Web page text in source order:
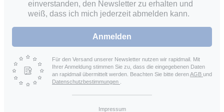
einverstanden, den Newsletter zu erhalten und
weiß, dass ich mich jederzeit abmelden kann.
Anmelden
Für den Versand unserer Newsletter nutzen wir rapidmail. Mit
Ihrer Anmeldung stimmen Sie zu, dass die eingegebenen Daten
an rapidmail übermittelt werden. Beachten Sie bitte derenAGB und
Datenschutzbestimmungen .
Impressum